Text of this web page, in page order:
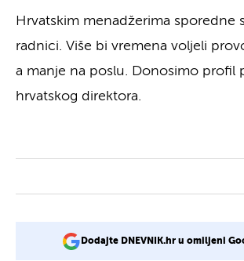
Hrvatskim menadžerima sporedne
radnici. Više bi vremena voljeli
a manje na poslu. Donosimo profil
hrvatskog direktora.
Dodajte DNEVNIK.hr u omiljeni